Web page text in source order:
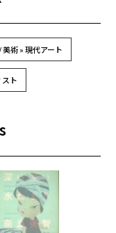
美術 » 現代アート
スト